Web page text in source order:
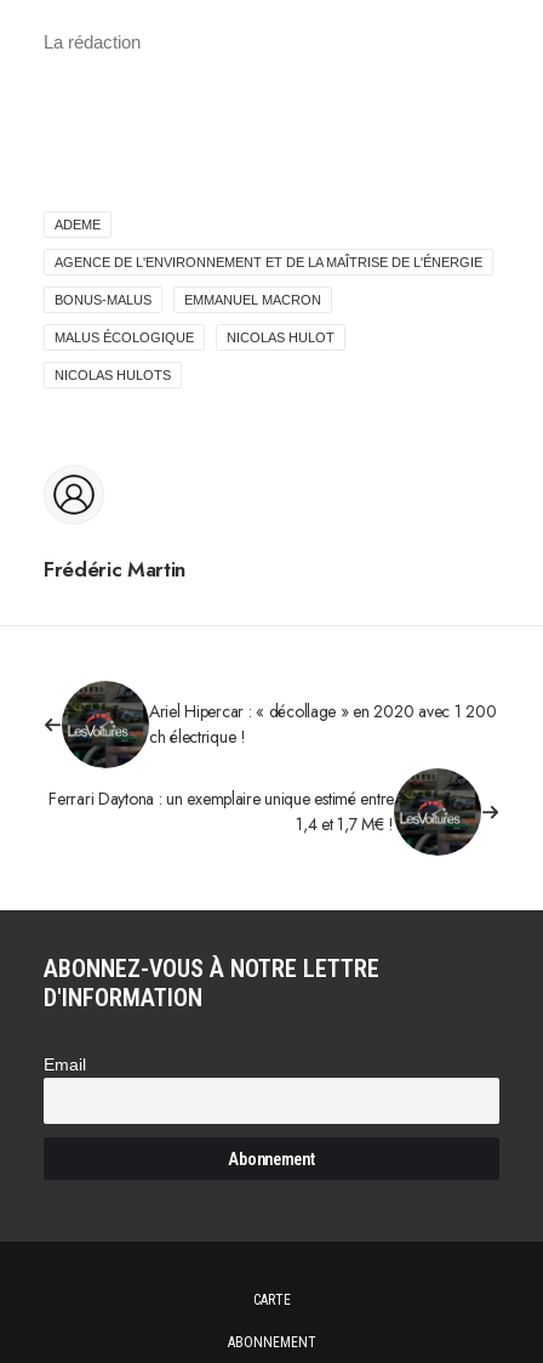
La rédaction
ADEME
AGENCE DE L'ENVIRONNEMENT ET DE LA MAÎTRISE DE L'ÉNERGIE
BONUS-MALUS EMMANUEL MACRON
MALUS ÉCOLOGIQUE NICOLAS HULOT
NICOLAS HULOTS
Frédéric Martin
Ariel Hipercar : « décollage » en 2020 avec 1 200
ch électrique !
Ferrari Daytona : un exemplaire unique estimé entre
1,4 et 1,7 M€ !
ABONNEZ-VOUS À NOTRE LETTRE
D'INFORMATION
Email
CARTE
ABONNEMENT